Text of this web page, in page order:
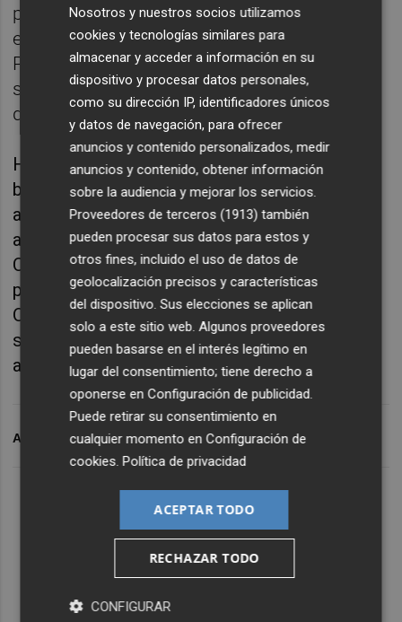
partidos en la máxima categoría del fútbol
español- Cervera ejerció como técnico en
Primera en el Racing, equipo al que intentó
salvar sin éxito en las últimas trece jornadas
de liga de la temporada 2011-2010.
Ha sido su dilatada experiencia en los
banquillos, sobre todo los siete años que
acumula en la categoría de plata, lo que ha
acabado por convencer a Pachuca, que ve en
Cervera y en su estilo de juego rocoso y
peligroso a la contra la solución para un
Oviedo en el que ni los resultados ni las
sensaciones han acompañado en este
arranque liguero
ARCHIVADO EN LEVANTE UD PLAZA GRANOTA
Nosotros y nuestros socios utilizamos
cookies y tecnologías similares para
almacenar y acceder a información en su
dispositivo y procesar datos personales,
como su dirección IP, identificadores únicos
y datos de navegación, para ofrecer
anuncios y contenido personalizados, medir
anuncios y contenido, obtener información
sobre la audiencia y mejorar los servicios.
Proveedores de terceros (1913) también
pueden procesar sus datos para estos y
otros fines, incluido el uso de datos de
geolocalización precisos y características
del dispositivo. Sus elecciones se aplican
solo a este sitio web. Algunos proveedores
pueden basarse en el interés legítimo en
lugar del consentimiento; tiene derecho a
oponerse enConfiguración de publicidad
Puede retirar su consentimiento en
cualquier momento enConfiguración de
cookies .Política de privacidad
ACEPTAR TODO
RECHAZAR TODO
CONFIGURAR